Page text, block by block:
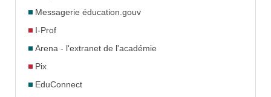
Messagerie éducation.gouv
I-Prof
Arena - l'extranet de l'académie
Pix
EduConnect